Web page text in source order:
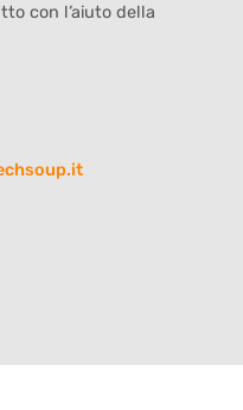
con l’aiuto della